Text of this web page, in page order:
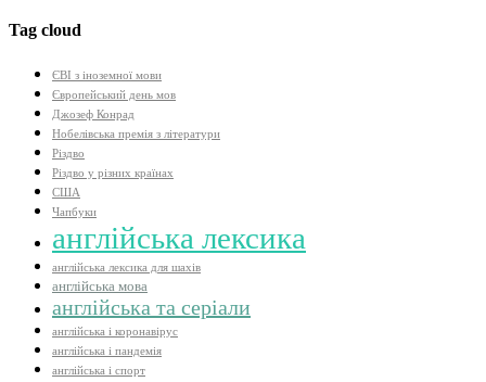
Tag cloud
ЄВІ з іноземної мови
Європейський день мов
Джозеф Конрад
Нобелівська премія з літератури
Різдво
Різдво у різних країнах
США
Чапбуки
англійська лексика
англійська лексика для шахів
англійська мова
англійська та серіали
англійська і коронавірус
англійська і пандемія
англійська і спорт